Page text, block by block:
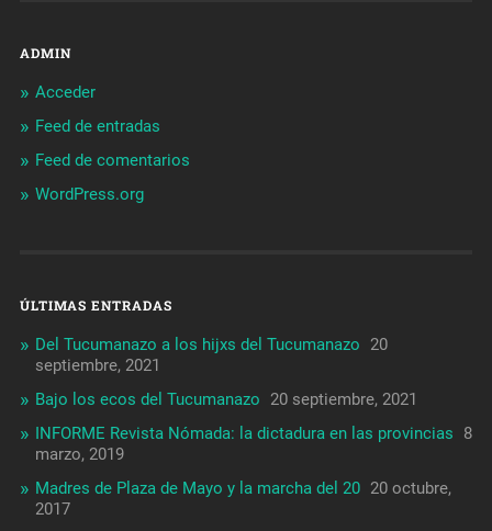
ADMIN
Acceder
Feed de entradas
Feed de comentarios
WordPress.org
ÚLTIMAS ENTRADAS
Del Tucumanazo a los hijxs del Tucumanazo
20
septiembre, 2021
Bajo los ecos del Tucumanazo
20 septiembre, 2021
INFORME Revista Nómada: la dictadura en las provincias
8
marzo, 2019
Madres de Plaza de Mayo y la marcha del 20 20 octubre,
2017